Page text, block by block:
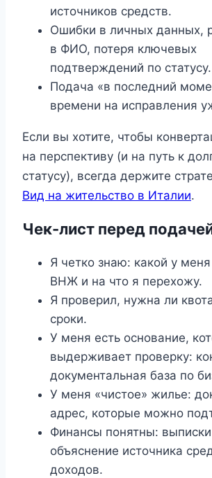
источников средств.
Ошибки в личных данных,
в ФИО, потеря ключевых
подтверждений по статусу.
Подача «в последний
времени на исправления
Если вы хотите, чтобы
на перспективу (и на путь к
статусу), всегда держите
Вид на жительство в Италии.
Чек-лист перед
Я четко знаю: какой у
ВНЖ и на что я перехожу.
Я проверил, нужна ли
сроки.
У меня есть основание,
выдерживает проверку:
документальная база по
У меня «чистое» жилье:
адрес, которые можно
Финансы понятны:
объяснение источника
доходов.